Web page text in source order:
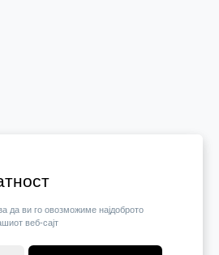
да ви го овозможиме најдоброто
веб-сајт